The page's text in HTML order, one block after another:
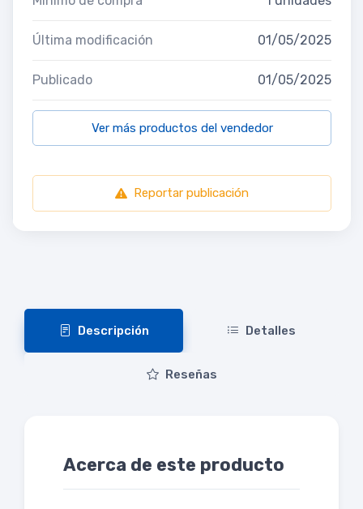
Última modificación 01/05/2025
Publicado 01/05/2025
Ver más productos del vendedor
Reportar publicación
Descripción Detalles
Reseñas
Acerca de este producto